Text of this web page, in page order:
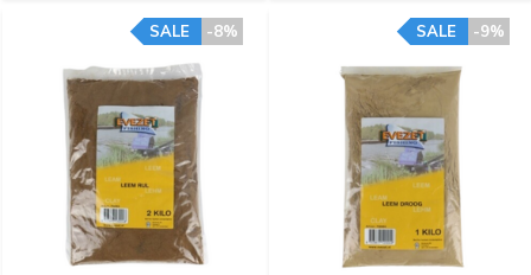
-8%
SALE -9%
SALE